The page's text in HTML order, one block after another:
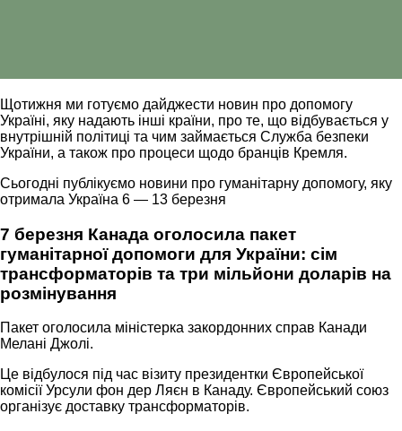
Щотижня ми готуємо дайджести новин про допомогу
Україні, яку надають інші країни, про те, що відбувається у
внутрішній політиці та чим займається Служба безпеки
України, а також про процеси щодо бранців Кремля.
Сьогодні публікуємо новини про гуманітарну допомогу, яку
отримала Україна 6 — 13 березня
7 березня Канада оголосила пакет
гуманітарної допомоги для України: сім
трансформаторів та три мільйони доларів на
розмінування
Пакет оголосила міністерка закордонних справ Канади
Мелані Джолі.
Це відбулося під час візиту президентки Європейської
комісії Урсули фон дер Ляєн в Канаду. Європейський союз
організує доставку трансформаторів.